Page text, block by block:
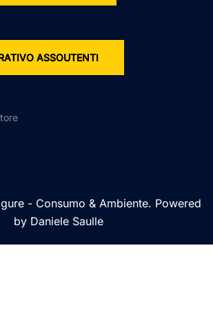
ASSOUTENTI
- Consumo & Ambiente. Powered
by Daniele Saulle